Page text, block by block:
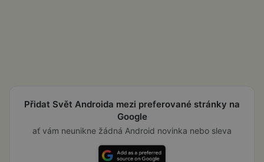
Přidat Svět Androida mezi preferované stránky na
Google
ať vám neunikne žádná Android novinka nebo sleva